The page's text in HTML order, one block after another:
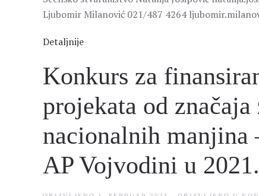
Ljubomir Milanović 021/487 4264
Detaljnije
Konkurs za
projekata od
nacionalnih manjina
AP Vojvodini u